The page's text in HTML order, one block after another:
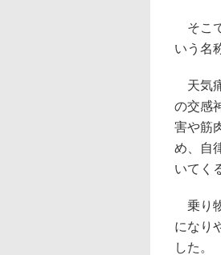
そこ
いう名
天気
の交感
害や筋
め、自
いてく
乗り
になり
した。